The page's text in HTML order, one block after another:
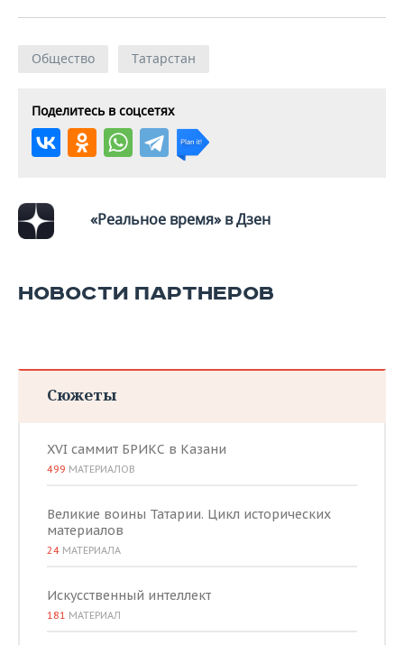
Общество Татарстан
Поделитесь в соцсетях
«Реальное время» в Дзен
НОВОСТИ ПАРТНЕРОВ
Сюжеты
XVI саммит БРИКС в Казани
499 МАТЕРИАЛОВ
Великие воины Татарии. Цикл исторических
материалов
24 МАТЕРИАЛА
Искусственный интеллект
181 МАТЕРИАЛ